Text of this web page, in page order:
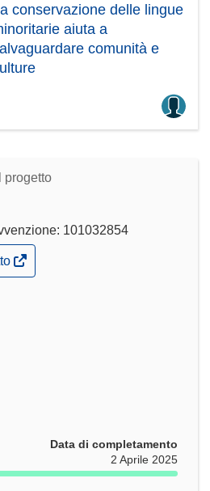
conservazione delle lingue
aiuta a
comunità e
progetto
101032854
Data di completamento
2 Aprile 2025